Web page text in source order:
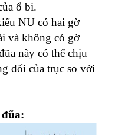
ổ bi.
NU có hai gờ
và không có gờ
này có thể chịu
đối của trục so với